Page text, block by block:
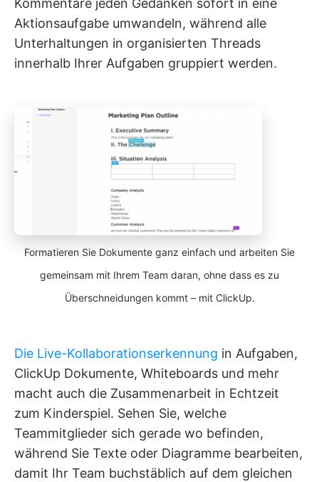
Kommentare jeden Gedanken sofort in eine
Aktionsaufgabe umwandeln, während alle
Unterhaltungen in organisierten Threads
innerhalb Ihrer Aufgaben gruppiert werden.
Formatieren Sie Dokumente ganz einfach und arbeiten Sie
gemeinsam mit Ihrem Team daran, ohne dass es zu
Überschneidungen kommt – mit ClickUp.
Die Live-Kollaborationserkennung in Aufgaben,
ClickUp Dokumente, Whiteboards und mehr
macht auch die Zusammenarbeit in Echtzeit
zum Kinderspiel. Sehen Sie, welche
Teammitglieder sich gerade wo befinden,
während Sie Texte oder Diagramme bearbeiten,
damit Ihr Team buchstäblich auf dem gleichen